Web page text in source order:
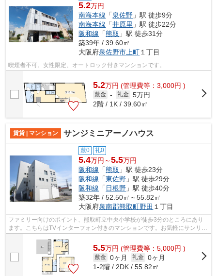
5.2万円
南海本線 「泉佐野 」駅 徒歩9分
南海本線 「井原里 」駅 徒歩22分
阪和線 「熊取 」駅 徒歩31分
築39年 / 39.60㎡
大阪府泉佐野市上町１丁目
喫煙者不可。女性限定、オートロック付きマンションです。
5.2万円 (管理費等：3,000円 )
敷金 - 礼金 5万円
2階 / 1K / 39.60㎡
賃貸 | マンション サンジミニアーノハウス
敷0 礼0
5.4万円～5.5万円
阪和線 「熊取 」駅 徒歩23分
阪和線 「東佐野 」駅 徒歩29分
阪和線 「 日根野 」駅 徒歩40分
築32年 / 52.50㎡～55.82㎡
大阪府泉南郡熊取町野田 １丁目
ファミリー向けのポイント、熊取町立中央小学校が徒歩3分のところにあり
ます。こちらはTVインターフォン付きのマンションです。お気軽にサンリン
5.5万円 (管理費等：5,000円 )
敷金 0ヶ月 礼金 0ヶ月
1-2階 / 2DK / 55.82㎡